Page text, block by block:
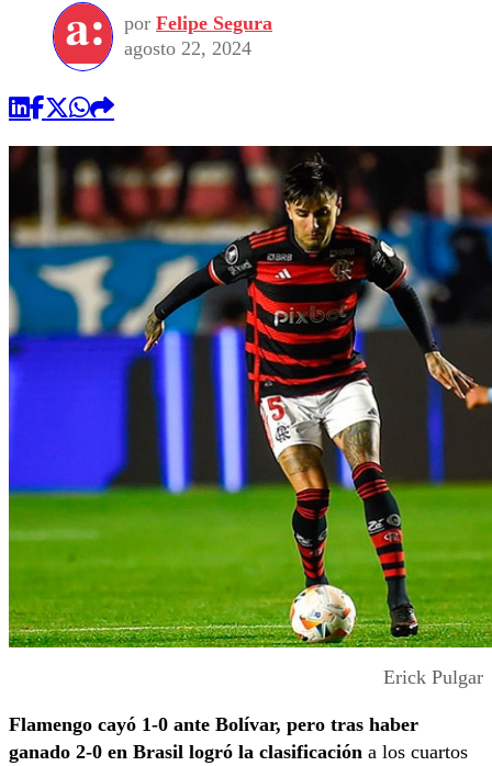
por Felipe Segura
agosto 22, 2024
Erick Pulgar
Flamengo cayó 1-0 ante Bolívar, pero tras haber
ganado 2-0 en Brasil logró la clasificación a los cuartos